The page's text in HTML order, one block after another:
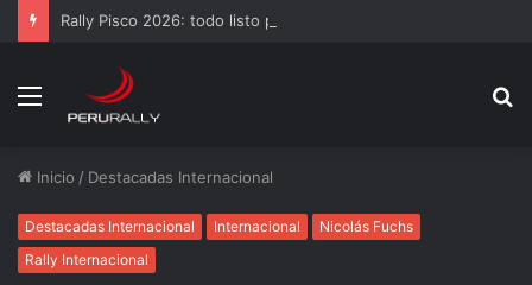
Rally Pisco 2026: todo listo para la gran final del RallyACP
Menú
Inicio / Destacadas Internacional
Destacadas Internacional Internacional
Nicolás Fuchs
Rally Internacional